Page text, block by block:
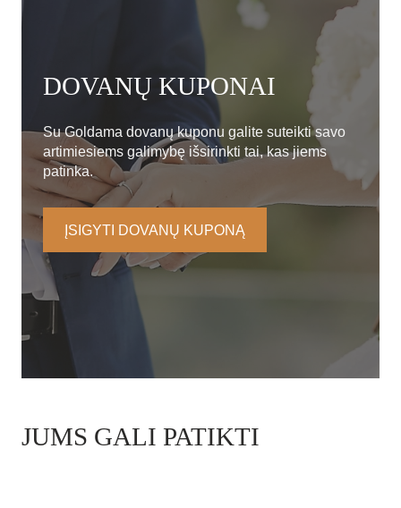
DOVANŲ KUPONAI
Su Goldama dovanų kuponu galite suteikti savo
artimiesiems galimybę išsirinkti tai, kas jiems
patinka.
ĮSIGYTI DOVANŲ KUPONĄ
JUMS GALI PATIKTI